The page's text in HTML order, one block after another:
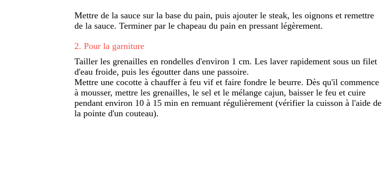
Mettre de la sauce sur la base du pain, puis ajouter le steak, les oignons et remettre
de la sauce. Terminer par le chapeau du pain en pressant légèrement.
2. Pour la garniture
Tailler les grenailles en rondelles d'environ 1 cm. Les laver rapidement sous un filet
d'eau froide, puis les égoutter dans une passoire.
Mettre une cocotte à chauffer à feu vif et faire fondre le beurre. Dès qu'il commence
à mousser, mettre les grenailles, le sel et le mélange cajun, baisser le feu et cuire
pendant environ 10 à 15 min en remuant régulièrement (vérifier la cuisson à l'aide de
la pointe d'un couteau).